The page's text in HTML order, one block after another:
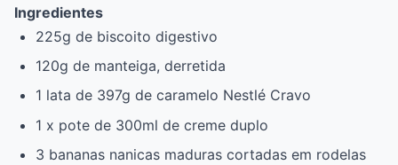
Ingredientes
225g de biscoito digestivo
120g de manteiga, derretida
1 lata de 397g de caramelo Nestlé Cravo
1 x pote de 300ml de creme duplo
3 bananas nanicas maduras cortadas em rodelas